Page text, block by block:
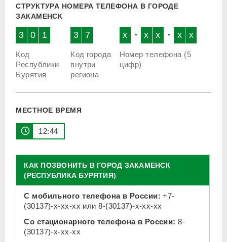
СТРУКТУРА НОМЕРА ТЕЛЕФОНА В ГОРОДЕ
ЗАКАМЕНСК
3 0 1
Код
Республики
Бурятия
3 7
Код города
внутри
региона
x - x x - x x
Номер телефона (5
цифр)
МЕСТНОЕ ВРЕМЯ
12 44
КАК ПОЗВОНИТЬ В ГОРОД ЗАКАМЕНСК
(РЕСПУБЛИКА БУРЯТИЯ)
С мобильного телефона в России: +7-
(30137)-x-xx-xx или8-(30137)-x-xx-xx
Со стационарного телефона в России: 8-
(30137)-x-xx-xx